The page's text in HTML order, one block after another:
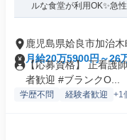
ルな食堂が利用OK✨急
鹿児島県姶良市加治
月給20万5900円～26
【応募資格】 正看護
者歓迎 #ブランクO...
学歴不問 経験者歓迎 +1